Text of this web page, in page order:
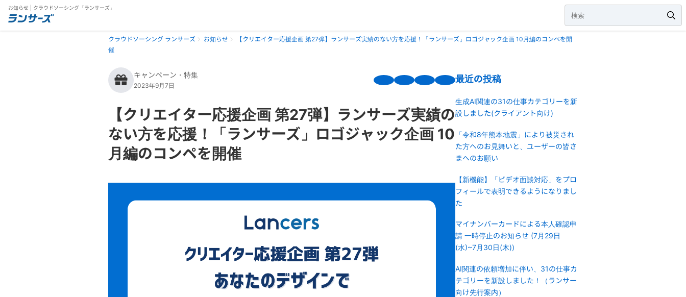
お知らせ | クラウドソーシング「ランサーズ」
クラウドソーシング ランサーズ お知らせ
【クリエイター応援企画 第27弾】ランサーズ実績のない方を応援！「ランサーズ」ロゴジャック企画 10月編のコンペを開
催
キャンペーン・特集
2023年9月7日
【クリエイター応援企画 第27弾】ランサーズ実績の
ない方を応援！「ランサーズ」ロゴジャック企画 10
月編のコンペを開催
最近の投稿
生成AI関連の31の仕事カテゴリーを新
設しました(クライアント向け)
「令和8年熊本地震」により被災され
た方へのお見舞いと、ユーザーの皆さ
まへのお願い
【新機能】「ビデオ面談対応」をプロ
フィールで表明できるようになりまし
た
マイナンバーカードによる本人確認申
請 一時停止のお知らせ (7月29日
(水)~7月30日(木))
AI関連の依頼増加に伴い、31の仕事カ
テゴリーを新設しました！（ランサー
向け先行案内）